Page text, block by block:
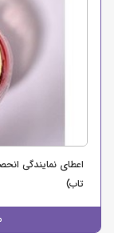
اعطای نمایندگی
تاب)